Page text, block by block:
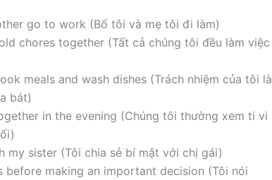
go to work (Bố tôi và mẹ tôi đi làm)
chores together (Tất cả chúng tôi đều làm việc
meals and wash dishes (Trách nhiệm của tôi là
bát)
in the evening (Chúng tôi thường xem ti vi
my sister (Tôi chia sẻ bí mật với chị gái)
before making an important decision (Tôi nói